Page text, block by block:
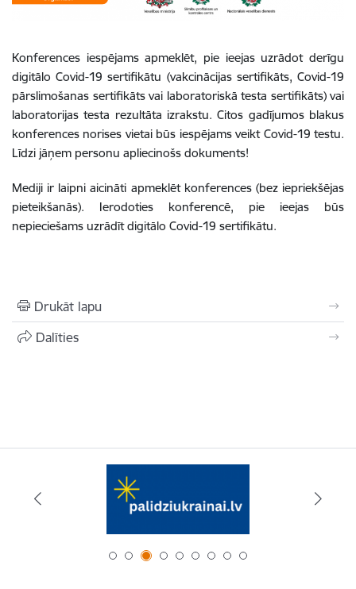
Konferences iespējams apmeklēt, pie ieejas uzrādot derīgu
digitālo Covid-19 sertifikātu (vakcinācijas sertifikāts, Covid-19
pārslimošanas sertifikāts vai laboratoriskā testa sertifikāts) vai
laboratorijas testa rezultāta izrakstu. Citos gadījumos blakus
konferences norises vietai būs iespējams veikt Covid-19 testu.
Līdzi jāņem personu apliecinošs dokuments!
Mediji ir laipni aicināti apmeklēt konferences (bez iepriekšējas
pieteikšanās). Ierodoties konferencē, pie ieejas būs
nepieciešams uzrādīt digitālo Covid-19 sertifikātu.
Drukāt lapu
Dalīties